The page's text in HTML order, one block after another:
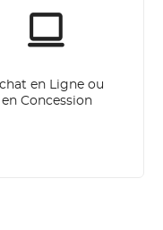
en Ligne ou
en Concession